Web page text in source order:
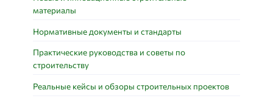
материалы
Нормативные документы и стандарты
Практические руководства и советы по
строительству
Реальные кейсы и обзоры строительных проектов